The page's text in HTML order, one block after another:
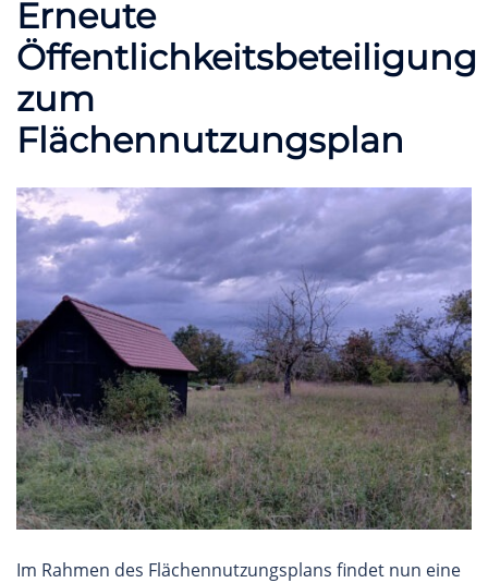
Erneute
Öffentlichkeitsbeteiligung
zum
Flächennutzungsplan
Im Rahmen des Flächennutzungsplans findet nun eine